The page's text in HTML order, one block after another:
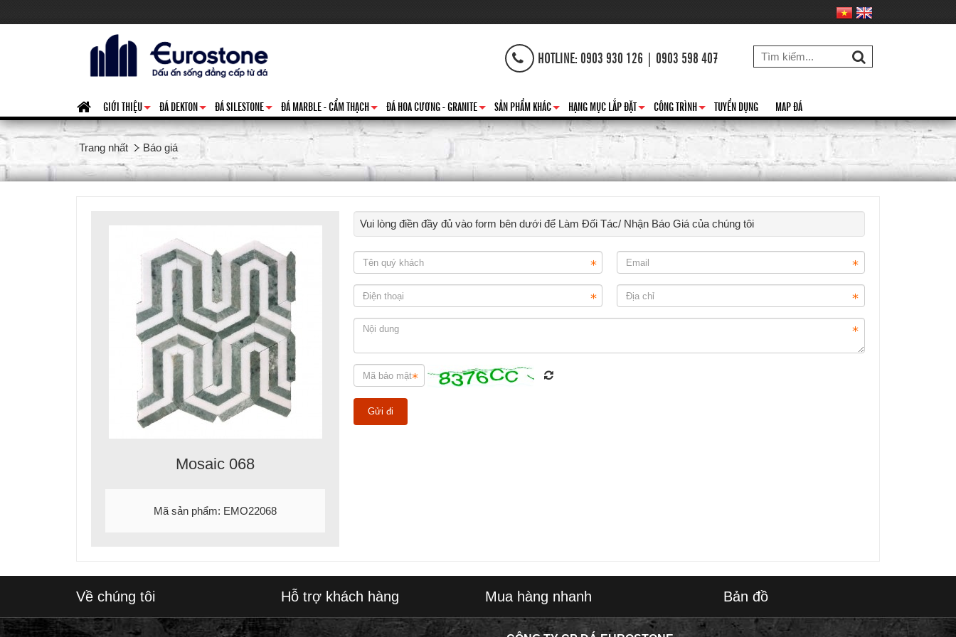
HOTLINE: 0903 930 126 | 0903 598 407
+
GIỚI THIỆU
+
ĐÁ DEKTON
+
ĐÁ SILESTONE
+
ĐÁ MARBLE - CẨM THẠCH
+
ĐÁ HOA CƯƠNG - GRANITE
+
SẢN PHẨM KHÁC
+
HẠNG MỤC LẮP ĐẶT
+
CÔNG TRÌNH TUYỂN DỤNG MAP ĐÁ
Trang nhất Báo giá
Mosaic 068
Mã sản phẩm: EMO22068
Vui lòng điền đầy đủ vào form bên dưới để Làm Đối Tác/ Nhận Báo Giá của chúng tôi
Về chúng tôi Hỗ trợ khách hàng Mua hàng nhanh Bản đồ